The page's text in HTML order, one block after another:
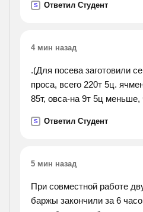
S Ответил Студент
4 мин назад
.(Для посева заготовили
проса, всего 220т 5ц.
85т, овса-на 9т 5ц
S Ответил Студент
5 мин назад
При совместной работе
баржы закончили за 6